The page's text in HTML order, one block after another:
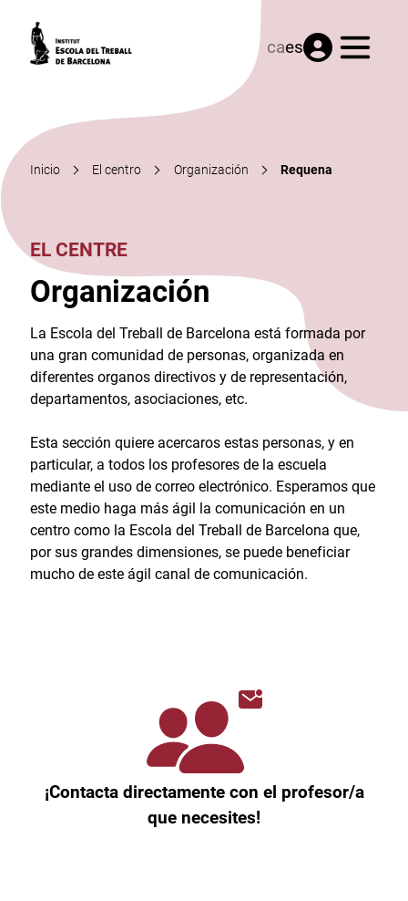
caes Menú
Inicio El centro Organización Requena
EL CENTRE
Organización
La Escola del Treball de Barcelona está formada por
una gran comunidad de personas, organizada en
diferentes organos directivos y de representación,
departamentos, asociaciones, etc.
Esta sección quiere acercaros estas personas, y en
particular, a todos los profesores de la escuela
mediante el uso de correo electrónico. Esperamos que
este medio haga más ágil la comunicación en un
centro como la Escola del Treball de Barcelona que,
por sus grandes dimensiones, se puede beneficiar
mucho de este ágil canal de comunicación.
¡Contacta directamente con el profesor/a
que necesites!